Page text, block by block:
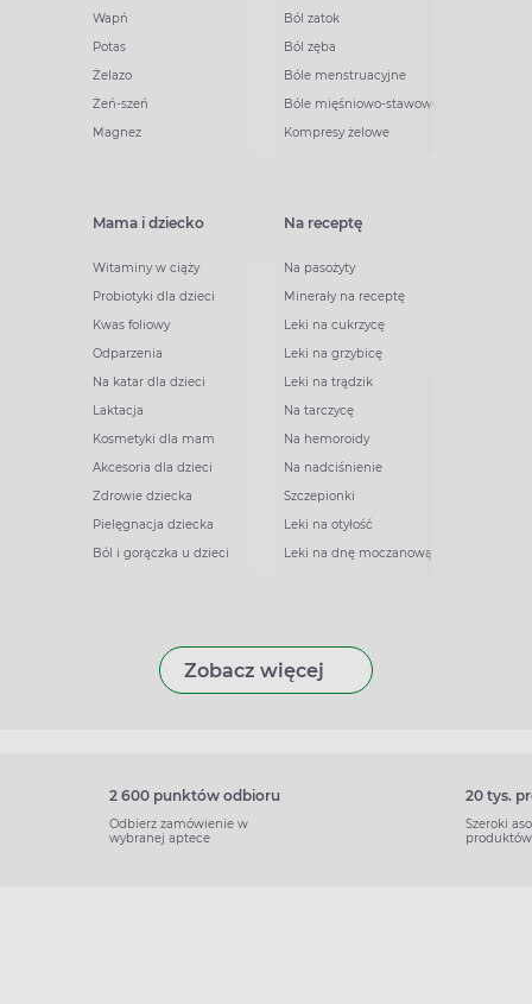
Wapń
Potas
Żelazo
Żeń-szeń
Magnez
Ból zatok
Ból zęba
Bóle menstruacyjne
Bóle mięśniowo-stawowe
Kompresy żelowe
Mama i dziecko
Witaminy w ciąży
Probiotyki dla dzieci
Kwas foliowy
Odparzenia
Na katar dla dzieci
Laktacja
Kosmetyki dla mam
Akcesoria dla dzieci
Zdrowie dziecka
Pielęgnacja dziecka
Ból i gorączka u dzieci
Na receptę
Na pasożyty
Minerały na receptę
Leki na cukrzycę
Leki na grzybicę
Leki na trądzik
Na tarczycę
Na hemoroidy
Na nadciśnienie
Szczepionki
Leki na otyłość
Leki na dnę moczanową
Zobacz więcej
2 600 punktów odbioru
Odbierz zamówienie w
wybranej aptece
20 tys.
Szeroki
produktów